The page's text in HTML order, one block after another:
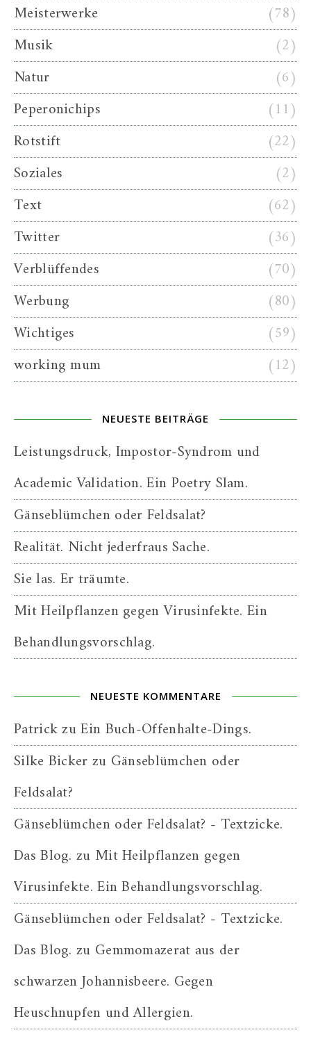
Meisterwerke
(78)
Musik
(2)
Natur
(6)
Peperonichips
(11)
Rotstift
(22)
Soziales
(2)
Text
(62)
Twitter
(36)
Verblüffendes
(70)
Werbung
(80)
Wichtiges
(59)
working mum
(12)
NEUESTE BEITRÄGE
Leistungsdruck, Impostor-Syndrom und
Academic Validation. Ein Poetry Slam.
Gänseblümchen oder Feldsalat?
Realität. Nicht jederfraus Sache.
Sie las. Er träumte.
Mit Heilpflanzen gegen Virusinfekte. Ein
Behandlungsvorschlag.
NEUESTE KOMMENTARE
PatrickzuEin Buch-Offenhalte-Dings.
Silke Bickerzu Gänseblümchen oder
Feldsalat?
Gänseblümchen oder Feldsalat? - Textzicke.
Das Blog. zu Mit Heilpflanzen gegen
Virusinfekte. Ein Behandlungsvorschlag.
Gänseblümchen oder Feldsalat? - Textzicke.
Das Blog. zu Gemmomazerat aus der
schwarzen Johannisbeere. Gegen
Heuschnupfen und Allergien.